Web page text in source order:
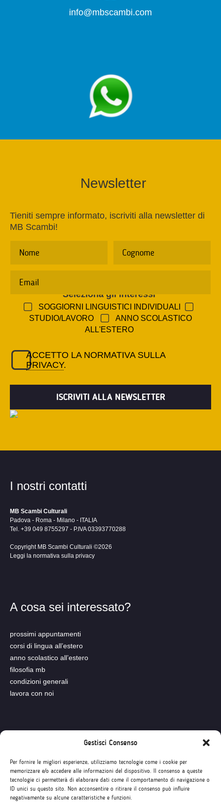
Gestisci Consenso
Per fornire le migliori esperienze, utilizziamo tecnologie come i cookie per
memorizzare e/o accedere alle informazioni del dispositivo. Il consenso a queste
tecnologie ci permetterà di elaborare dati come il comportamento di navigazione o
ID unici su questo sito. Non acconsentire o ritirare il consenso può influire
negativamente su alcune caratteristiche e funzioni.
info@mbscambi.com
Newsletter
Tieniti sempre informato, iscriviti alla newsletter di
MB Scambi!
Seleziona gli interessi
SOGGIORNI LINGUISTICI INDIVIDUALI
STUDIO/LAVORO
ANNO SCOLASTICO
ALL'ESTERO
ACCETTO LA NORMATIVA SULLA
PRIVACY.
I nostri contatti
MB Scambi Culturali
Padova - Roma - Milano - ITALIA
Tel. +39 049 8755297 - P.IVA 03393770288
Copyright MB Scambi Culturali ©2026
Leggi la normativa sulla privacy
A cosa sei interessato?
prossimi appuntamenti
corsi di lingua all’estero
anno scolastico all’estero
filosofia mb
condizioni generali
lavora con noi